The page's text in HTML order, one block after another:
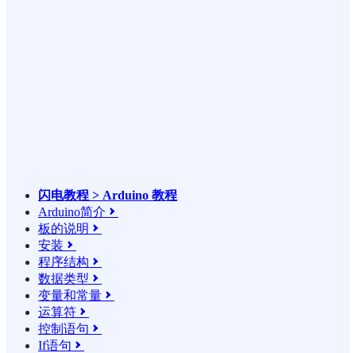
闪电教程 > Arduino 教程
Arduino简介 
板的说明 
安装 
程序结构 
数据类型 
变量和常量 
运算符 
控制语句 
If语句 